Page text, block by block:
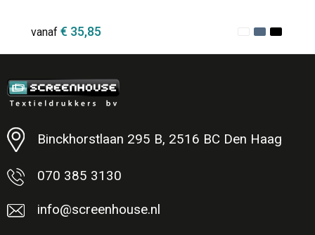
vanaf € 35,85
Minimale afname: 1
Binckhorstlaan 295 B, 2516 BC Den Haag
070 385 3130
info@screenhouse.nl